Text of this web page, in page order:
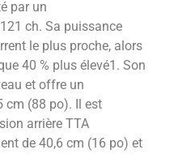
par un
ch. Sa puissance
le plus proche, alors
40 % plus élevé1. Son
et offre un
cm (88 po). Il est
arrière TTA
de 40,6 cm (16 po) et